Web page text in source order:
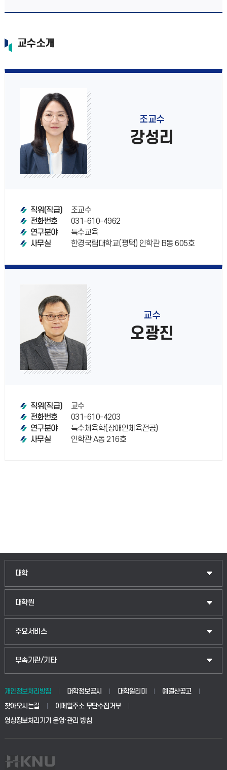
교수소개
조교수
강성리
직위(직급)
조교수
전화번호
031-610-4962
연구분야
특수교육
사무실
한경국립대학교(평택) 인학관 B동 605호
교수
오광진
직위(직급)
교수
전화번호
031-610-4203
연구분야
특수체육학(장애인체육전공)
사무실
인학관 A동 216호
대학
인문융합공공인재학부
법경영학부
생명공학부
사회안전시스템공학부
대학원
일반대학원
산업대학원
공공정책대학원
교육대학원
주요서비스
입학안내
웹메일
학사시스템(전문학사 및 전공심화)
사이버캠퍼스(전문학사 및 전공심화)
부속기관/기타
중앙도서관
학생생활관(안성)
산학협력단
개인정보처리방침 대학정보공시 대학알리미
예결산공고
찾아오시는길
이메일주소 무단수집거부
영상정보처리기기 운영·관리 방침